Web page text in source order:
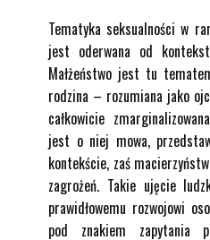
Tematyka seksualności w
jest oderwana od
Małżeństwo jest tu
rodzina – rozumiana jako
całkowicie
jest o niej mowa,
kontekście, zaś
zagrożeń. Takie ujęcie
prawidłowemu rozwojowi
pod znakiem zapytania